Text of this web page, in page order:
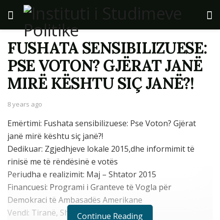
FUSHATA SENSIBILIZUESE:
PSE VOTON? GJËRAT JANË
MIRË KËSHTU SIÇ JANË?!
8 years ago
Emërtimi: Fushata sensibilizuese: Pse Voton? Gjërat
janë mirë kështu siç janë?!
Dedikuar: Zgjedhjeve lokale 2015,dhe informimit të
rinisë me të rëndësinë e votës
Periudha e realizimit: Maj – Shtator 2015
Financuesi: Programi i Granteve të Vogla për
Demokraci të Ambasadës Amerikane
Vendi: Tiranë, Shkodër, Vlorë
Continue Reading